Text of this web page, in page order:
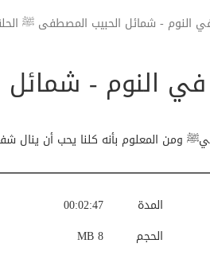
- شمائل الحبيب المصطفى ﷺ
النوم -
ومن المعلوم بأنه كلنا يحب أن ينال
00:02:47
المدة
8 MB
الحجم